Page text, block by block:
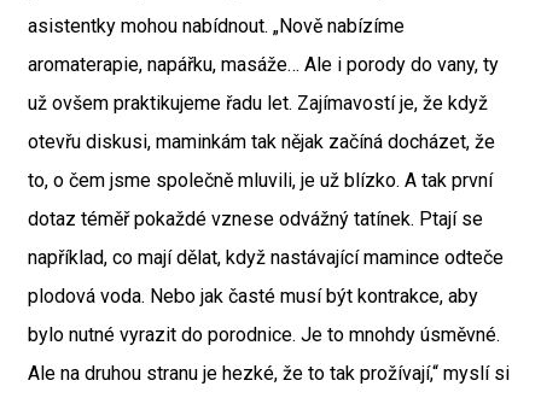
asistentky mohou nabídnout. „Nově nabízíme
aromaterapie, napářku, masáže… Ale i porody do vany, ty
už ovšem praktikujeme řadu let. Zajímavostí je, že když
otevřu diskusi, maminkám tak nějak začíná docházet, že
to, o čem jsme společně mluvili, je už blízko. A tak první
dotaz téměř pokaždé vznese odvážný tatínek. Ptají se
například, co mají dělat, když nastávající mamince odteče
plodová voda. Nebo jak časté musí být kontrakce, aby
bylo nutné vyrazit do porodnice. Je to mnohdy úsměvné.
Ale na druhou stranu je hezké, že to tak prožívají,“ myslí si